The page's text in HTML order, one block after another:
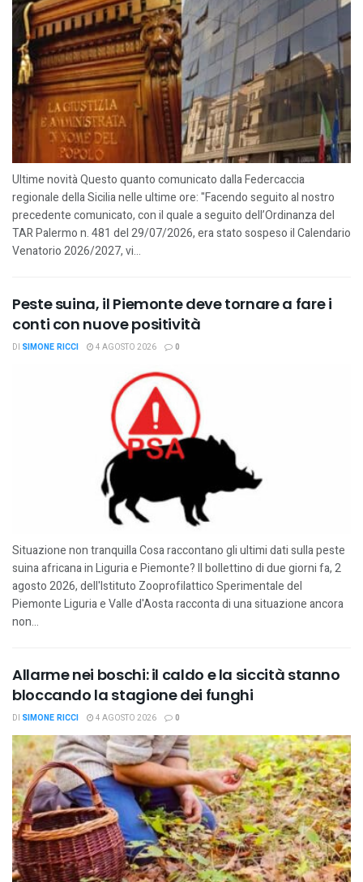
Ultime novità Questo quanto comunicato dalla Federcaccia
regionale della Sicilia nelle ultime ore: "Facendo seguito al nostro
precedente comunicato, con il quale a seguito dell’Ordinanza del
TAR Palermo n. 481 del 29/07/2026, era stato sospeso il Calendario
Venatorio 2026/2027, vi...
Peste suina, il Piemonte deve tornare a fare i
conti con nuove positività
DI SIMONE RICCI 4 AGOSTO 2026 0
Situazione non tranquilla Cosa raccontano gli ultimi dati sulla peste
suina africana in Liguria e Piemonte? Il bollettino di due giorni fa, 2
agosto 2026, dell'Istituto Zooprofilattico Sperimentale del
Piemonte Liguria e Valle d'Aosta racconta di una situazione ancora
non...
Allarme nei boschi: il caldo e la siccità stanno
bloccando la stagione dei funghi
DI SIMONE RICCI 4 AGOSTO 2026 0